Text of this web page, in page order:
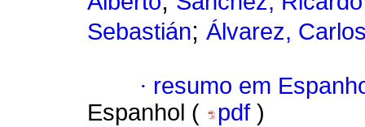
Sebastián; Álvarez,
· resumo em
Espanhol (
pdf )